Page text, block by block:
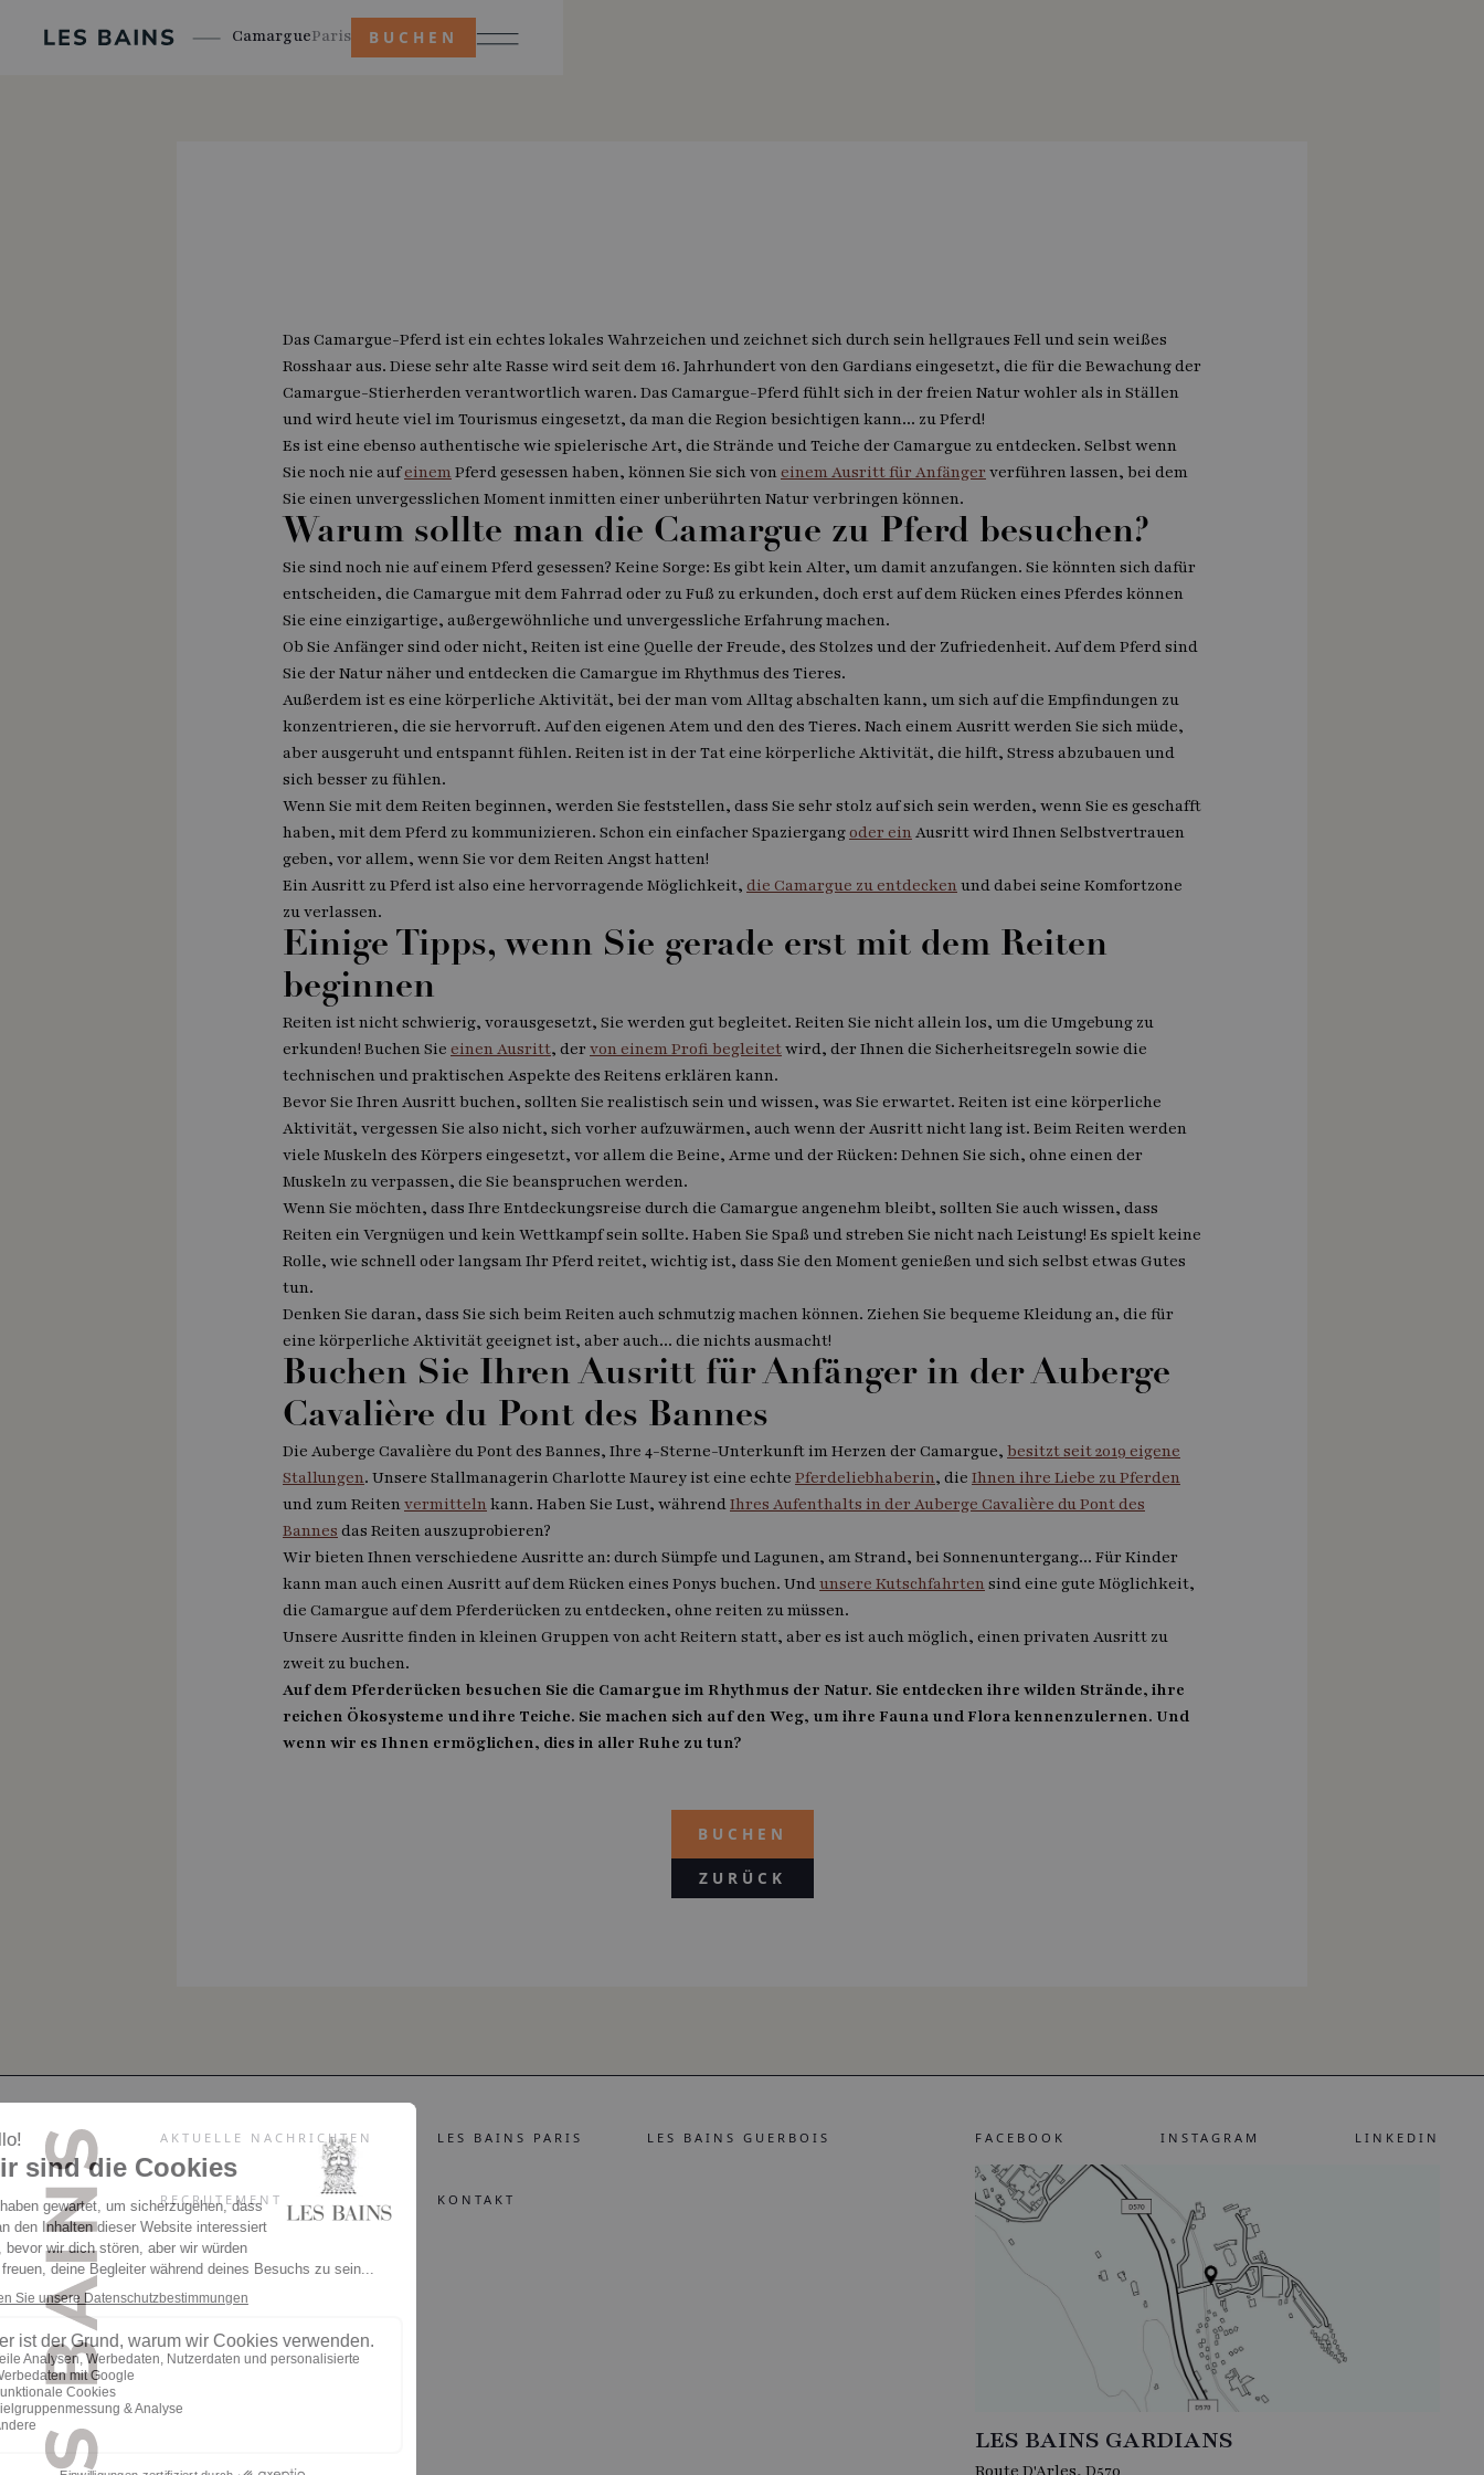
CamargueParis BUCHEN
Das Camargue-Pferd ist ein echtes lokales Wahrzeichen und zeichnet sich durch sein hellgraues Fell und sein weißes
Rosshaar aus. Diese sehr alte Rasse wird seit dem 16. Jahrhundert von den Gardians eingesetzt, die für die Bewachung der
Camargue-Stierherden verantwortlich waren. Das Camargue-Pferd fühlt sich in der freien Natur wohler als in Ställen
und wird heute viel im Tourismus eingesetzt, da man die Region besichtigen kann... zu Pferd!
Es ist eine ebenso authentische wie spielerische Art, die Strände und Teiche der Camargue zu entdecken. Selbst wenn
Sie noch nie aufeinemPferd gesessen haben, können Sie sich voneinem Ausritt für Anfänger verführen lassen, bei dem
Sie einen unvergesslichen Moment inmitten einer unberührten Natur verbringen können.
Warum sollte man die Camargue zu Pferd besuchen?
Sie sind noch nie auf einem Pferd gesessen? Keine Sorge: Es gibt kein Alter, um damit anzufangen. Sie könnten sich dafür
entscheiden, die Camargue mit dem Fahrrad oder zu Fuß zu erkunden, doch erst auf dem Rücken eines Pferdes können
Sie eine einzigartige, außergewöhnliche und unvergessliche Erfahrung machen.
Ob Sie Anfänger sind oder nicht, Reiten ist eine Quelle der Freude, des Stolzes und der Zufriedenheit. Auf dem Pferd sind
Sie der Natur näher und entdecken die Camargue im Rhythmus des Tieres.
Außerdem ist es eine körperliche Aktivität, bei der man vom Alltag abschalten kann, um sich auf die Empfindungen zu
konzentrieren, die sie hervorruft. Auf den eigenen Atem und den des Tieres. Nach einem Ausritt werden Sie sich müde,
aber ausgeruht und entspannt fühlen. Reiten ist in der Tat eine körperliche Aktivität, die hilft, Stress abzubauen und
sich besser zu fühlen.
Wenn Sie mit dem Reiten beginnen, werden Sie feststellen, dass Sie sehr stolz auf sich sein werden, wenn Sie es geschafft
haben, mit dem Pferd zu kommunizieren. Schon ein einfacher Spaziergangoder einAusritt wird Ihnen Selbstvertrauen
geben, vor allem, wenn Sie vor dem Reiten Angst hatten!
Ein Ausritt zu Pferd ist also eine hervorragende Möglichkeit, die Camargue zu entdeckenund dabei seine Komfortzone
zu verlassen.
Einige Tipps, wenn Sie gerade erst mit dem Reiten
beginnen
Reiten ist nicht schwierig, vorausgesetzt, Sie werden gut begleitet. Reiten Sie nicht allein los, um die Umgebung zu
erkunden! Buchen Sie einen Ausritt, der von einem Profi begleitetwird, der Ihnen die Sicherheitsregeln sowie die
technischen und praktischen Aspekte des Reitens erklären kann.
Bevor Sie Ihren Ausritt buchen, sollten Sie realistisch sein und wissen, was Sie erwartet. Reiten ist eine körperliche
Aktivität, vergessen Sie also nicht, sich vorher aufzuwärmen, auch wenn der Ausritt nicht lang ist. Beim Reiten werden
viele Muskeln des Körpers eingesetzt, vor allem die Beine, Arme und der Rücken: Dehnen Sie sich, ohne einen der
Muskeln zu verpassen, die Sie beanspruchen werden.
Wenn Sie möchten, dass Ihre Entdeckungsreise durch die Camargue angenehm bleibt, sollten Sie auch wissen, dass
Reiten ein Vergnügen und kein Wettkampf sein sollte. Haben Sie Spaß und streben Sie nicht nach Leistung! Es spielt keine
Rolle, wie schnell oder langsam Ihr Pferd reitet, wichtig ist, dass Sie den Moment genießen und sich selbst etwas Gutes
tun.
Denken Sie daran, dass Sie sich beim Reiten auch schmutzig machen können. Ziehen Sie bequeme Kleidung an, die für
eine körperliche Aktivität geeignet ist, aber auch... die nichts ausmacht!
Buchen Sie Ihren Ausritt für Anfänger in der Auberge
Cavalière du Pont des Bannes
Die Auberge Cavalière du Pont des Bannes, Ihre 4-Sterne-Unterkunft im Herzen der Camargue, besitzt seit 2019 eigene
Stallungen. Unsere Stallmanagerin Charlotte Maurey ist eine echte Pferdeliebhaberin, die Ihnen ihre Liebe zu Pferden
und zum Reitenvermittelnkann. Haben Sie Lust, währendIhres Aufenthalts in der Auberge Cavalière du Pont des
Bannes das Reiten auszuprobieren?
Wir bieten Ihnen verschiedene Ausritte an: durch Sümpfe und Lagunen, am Strand, bei Sonnenuntergang... Für Kinder
kann man auch einen Ausritt auf dem Rücken eines Ponys buchen. Undunsere Kutschfahrtensind eine gute Möglichkeit,
die Camargue auf dem Pferderücken zu entdecken, ohne reiten zu müssen.
Unsere Ausritte finden in kleinen Gruppen von acht Reitern statt, aber es ist auch möglich, einen privaten Ausritt zu
zweit zu buchen.
Auf dem Pferderücken besuchen Sie die Camargue im Rhythmus der Natur. Sie entdecken ihre wilden Strände, ihre
reichen Ökosysteme und ihre Teiche. Sie machen sich auf den Weg, um ihre Fauna und Flora kennenzulernen. Und
wenn wir es Ihnen ermöglichen, dies in aller Ruhe zu tun?
BUCHEN
ZURÜCK
AKTUELLE NACHRICHTEN LES BAINS PARIS LES BAINS GUERBOIS
RECRUTEMENT KONTAKT
FACEBOOK INSTAGRAM LINKEDIN
LES BAINS GARDIANS